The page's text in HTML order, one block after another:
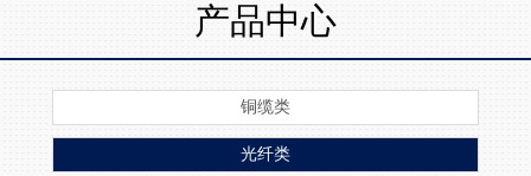
产品中心
铜缆类
光纤类